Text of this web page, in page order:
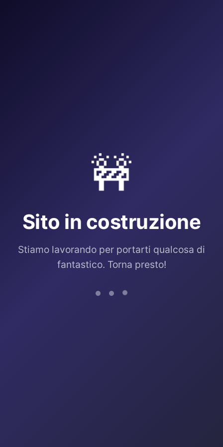
🚧
Sito in costruzione
Stiamo lavorando per portarti qualcosa di
fantastico. Torna presto!